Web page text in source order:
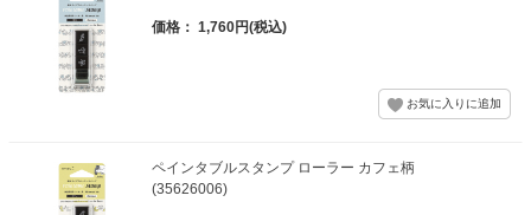
価格： 1,760円(税込)
ペインタブルスタンプ ローラー カフェ柄
(35626006)